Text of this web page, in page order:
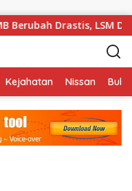
Berubah Drastis, LSM
Kejahatan Nissan